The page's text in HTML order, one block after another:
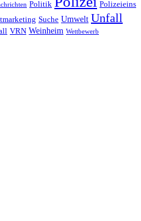
Politik
Suche Umwelt Unfall
VRN Weinheim Wettbewerb